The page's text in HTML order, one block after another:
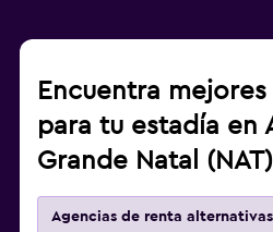
Encuentra
para tu estadía en
Grande Natal (NAT)
Agencias de renta alternativas